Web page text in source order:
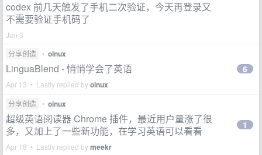
codex 前几天触发了手机二次验证，今天再登录又
不需要验证手机码了
Jun 3
分享创造
• oinux
LinguaBlend - 悄悄学会了英语
Apr 13 • Lastly replied byoinux
6
分享创造 • oinux
超级英语阅读器 Chrome 插件，最近用户量涨了很
多，又加上了一些新功能，在学习英语可以看看
Apr 18 • Lastly replied bymeekr
1